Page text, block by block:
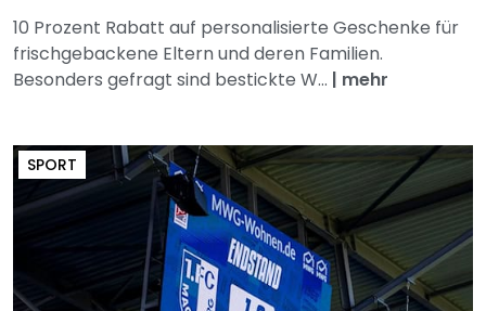
10 Prozent Rabatt auf personalisierte Geschenke für
frischgebackene Eltern und deren Familien.
Besonders gefragt sind bestickte W... | mehr
SPORT